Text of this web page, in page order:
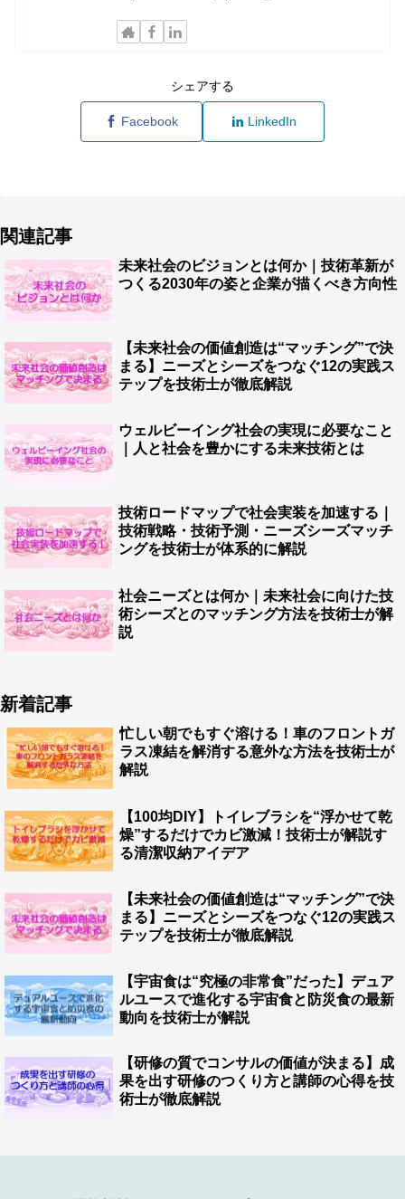
シェアする
Facebook LinkedIn
関連記事
未来社会のビジョンとは何か｜技術革新が
つくる2030年の姿と企業が描くべき方向性
【未来社会の価値創造は“マッチング”で決
まる】ニーズとシーズをつなぐ12の実践ス
テップを技術士が徹底解説
ウェルビーイング社会の実現に必要なこと
｜人と社会を豊かにする未来技術とは
技術ロードマップで社会実装を加速する｜
技術戦略・技術予測・ニーズシーズマッチ
ングを技術士が体系的に解説
社会ニーズとは何か｜未来社会に向けた技
術シーズとのマッチング方法を技術士が解
説
新着記事
忙しい朝でもすぐ溶ける！車のフロントガ
ラス凍結を解消する意外な方法を技術士が
解説
【100均DIY】トイレブラシを“浮かせて乾
燥”するだけでカビ激減！技術士が解説す
る清潔収納アイデア
【未来社会の価値創造は“マッチング”で決
まる】ニーズとシーズをつなぐ12の実践ス
テップを技術士が徹底解説
【宇宙食は“究極の非常食”だった】デュア
ルユースで進化する宇宙食と防災食の最新
動向を技術士が解説
【研修の質でコンサルの価値が決まる】成
果を出す研修のつくり方と講師の心得を技
術士が徹底解説